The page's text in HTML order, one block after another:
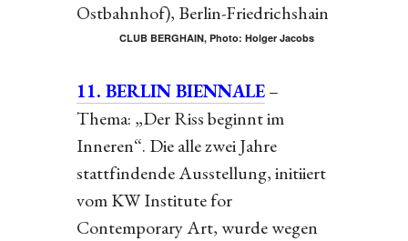
Ostbahnhof), Berlin-Friedrichshain
CLUB BERGHAIN, Photo: Holger Jacobs
11. BERLIN BIENNALE–
Thema: „Der Riss beginnt im
Inneren“. Die alle zwei Jahre
stattfindende Ausstellung, initiiert
vom KW Institute for
Contemporary Art, wurde wegen